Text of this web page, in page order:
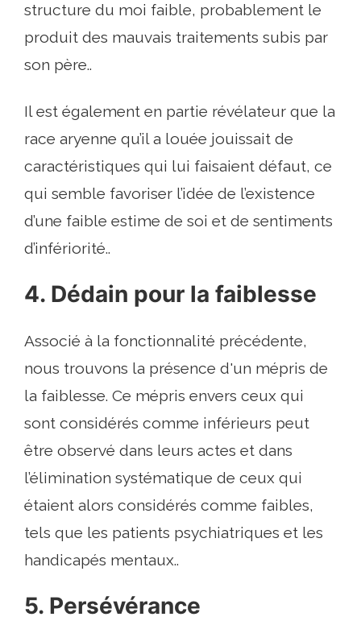
structure du moi faible, probablement le
produit des mauvais traitements subis par
son père..
Il est également en partie révélateur que la
race aryenne qu’il a louée jouissait de
caractéristiques qui lui faisaient défaut, ce
qui semble favoriser l’idée de l’existence
d’une faible estime de soi et de sentiments
d’infériorité..
4. Dédain pour la faiblesse
Associé à la fonctionnalité précédente,
nous trouvons la présence d'un mépris de
la faiblesse. Ce mépris envers ceux qui
sont considérés comme inférieurs peut
être observé dans leurs actes et dans
l’élimination systématique de ceux qui
étaient alors considérés comme faibles,
tels que les patients psychiatriques et les
handicapés mentaux..
5. Persévérance